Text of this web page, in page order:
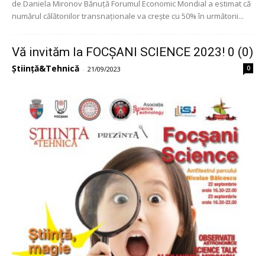
de Daniela Mironov Bănuță Forumul Economic Mondial a estimat că
numărul călătoriilor transnaționale va crește cu 50% în următorii...
Vă invităm la FOCȘANI SCIENCE 2023! 0 (0)
Știință&Tehnică - 21/09/2023 0